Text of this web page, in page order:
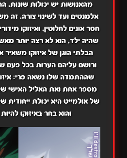
מהאנושות יש יכולות שונות,
אלמנטים ועד לשינוי צורה. זה
חסר אונים לחלוטין, ואיזוקו
שהיה ילד, הוא לא רצה יותר
הבלתי הוגן של איזוקו משאיר
ורושם עליהם הערות בכל פעם
שההתמדה שלו נשאה פרי:
מספר אחת ואת האליל האישי
של אולמייט היא יכולת ייחודית
והוא בחר באיזוקו